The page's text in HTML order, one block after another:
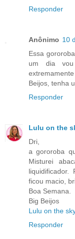
Responder
Anônimo 10
Essa
um dia
Beijos, tenha
Responder
Lulu on the
Dri,
a gororoba
Misturei
ficou macio,
Boa Semana.
Big Beijos
Lulu on the
Responder